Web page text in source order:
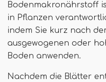
Bodenmakronährstoff
in Pflanzen
indem Sie kurz nach
ausgewogenen oder
Boden anwenden.
Nachdem die Blätter